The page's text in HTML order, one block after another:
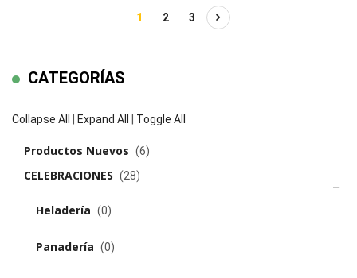
1 2 3
CATEGORÍAS
Collapse All Expand All Toggle All
Productos Nuevos (6)
CELEBRACIONES (28)
Heladería (0)
Panadería (0)